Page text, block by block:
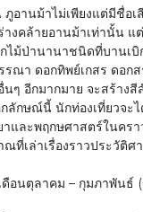
ภูอานม้าไม่เพียงแต่มีชื่อเ
งคล้ายอานม้าเท่านั้น แ
ไม้ป่านานาชนิดที่บานเ
รณา ดอกทิพย์เกสร ดอก
นๆ อีกมากมาย จะสร้าง
ลักษณ์นี้ นักท่องเที่ยวจะ
และพฤกษศาสตร์ในครา
ณที่เล่าเรื่องราวประวัติ
ดือนตุลาคม – กุมภาพันธ์